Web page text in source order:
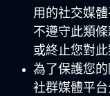
用的社交媒
不遵守此類
或終止您對
為了保護您
社群媒體平